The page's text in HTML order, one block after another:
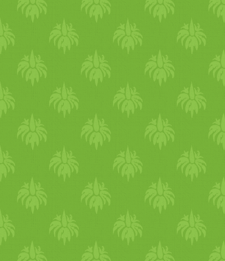
szemes feketebors 1 ek
édeskömény 6 szem
szegfűszeg 6 hüvely zöld
kardamom 2 babérlevél kis
darab szerecsendió A
fűszereket száraz
serpenyőben pirítjuk, először
csak a nagyobbakat: a
koriandert, a fahéjat és a